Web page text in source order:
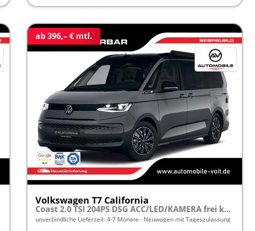
ab 396,– € mtl.
Volkswagen T7 California
Coast 2.0 TSI 204PS DSG ACC/LED/KAMERA frei konfigurierbar!
unverbindliche Lieferzeit: 4-7 Monate Neuwagen mit Tageszulassung